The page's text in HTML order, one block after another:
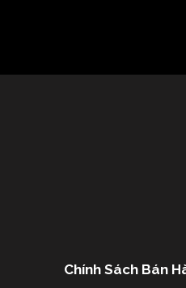
Chính Sách Bán